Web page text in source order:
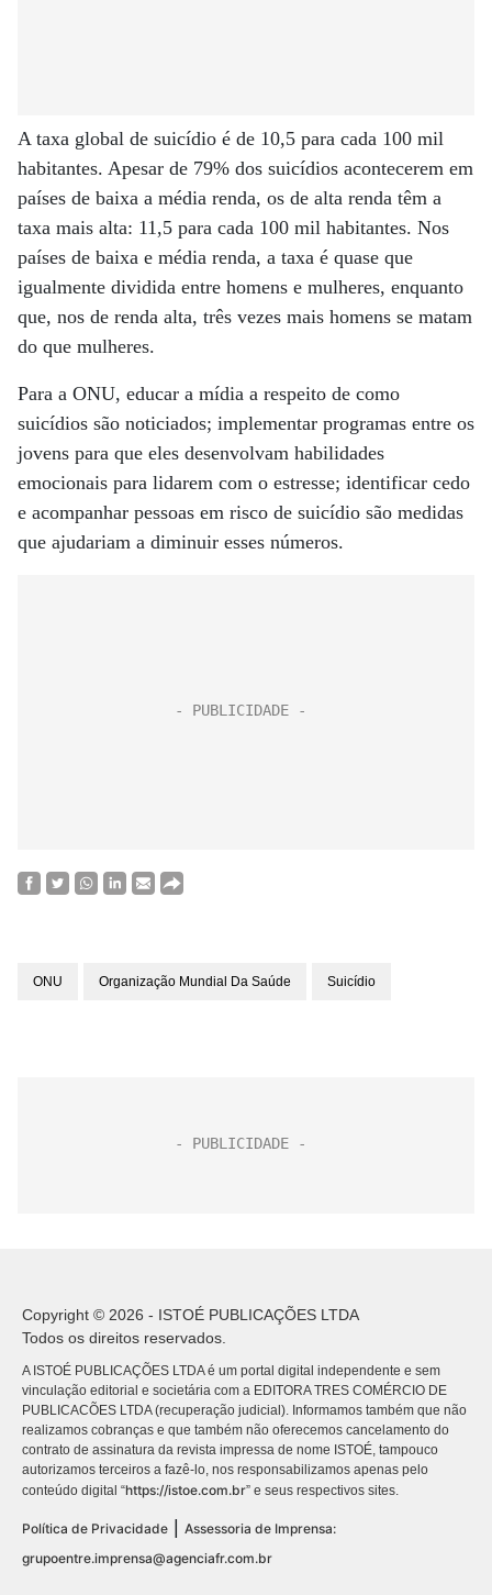
A taxa global de suicídio é de 10,5 para cada 100 mil
habitantes. Apesar de 79% dos suicídios acontecerem em
países de baixa a média renda, os de alta renda têm a
taxa mais alta: 11,5 para cada 100 mil habitantes. Nos
países de baixa e média renda, a taxa é quase que
igualmente dividida entre homens e mulheres, enquanto
que, nos de renda alta, três vezes mais homens se matam
do que mulheres.
Para a ONU, educar a mídia a respeito de como
suicídios são noticiados; implementar programas entre os
jovens para que eles desenvolvam habilidades
emocionais para lidarem com o estresse; identificar cedo
e acompanhar pessoas em risco de suicídio são medidas
que ajudariam a diminuir esses números.
ONU Organização Mundial Da Saúde Suicídio
Copyright © 2026 - ISTOÉ PUBLICAÇÕES LTDA
Todos os direitos reservados.
A ISTOÉ PUBLICAÇÕES LTDA é um portal digital independente e sem
vinculação editorial e societária com a EDITORA TRES COMÉRCIO DE
PUBLICACÕES LTDA (recuperação judicial). Informamos também que não
realizamos cobranças e que também não oferecemos cancelamento do
contrato de assinatura da revista impressa de nome ISTOÉ, tampouco
autorizamos terceiros a fazê-lo, nos responsabilizamos apenas pelo
conteúdo digital “https://istoe.com.br” e seus respectivos sites.
Política de Privacidade
Assessoria de Imprensa:
grupoentre.imprensa@agenciafr.com.br